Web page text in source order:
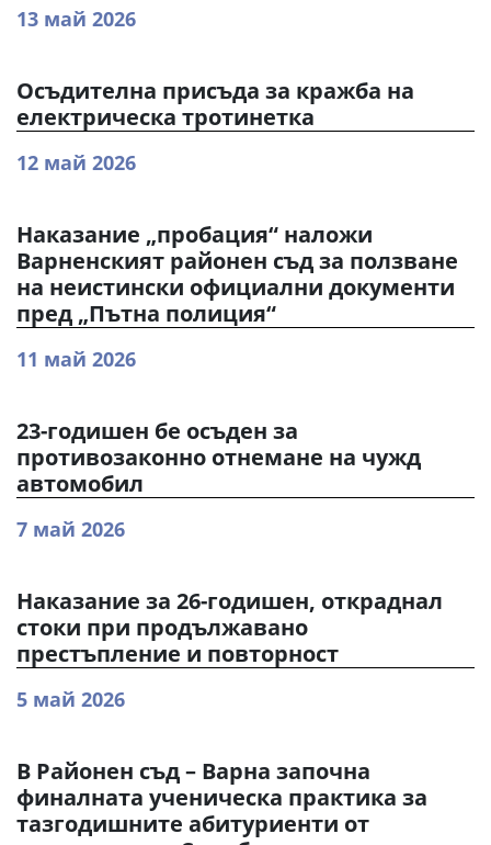
13 май 2026
Осъдителна присъда за кражба на
електрическа тротинетка
12 май 2026
Наказание „пробация“ наложи
Варненският районен съд за ползване
на неистински официални документи
пред „Пътна полиция“
11 май 2026
23-годишен бе осъден за
противозаконно отнемане на чужд
автомобил
7 май 2026
Наказание за 26-годишен, откраднал
стоки при продължавано
престъпление и повторност
5 май 2026
В Районен съд – Варна започна
финалната ученическа практика за
тазгодишните абитуриенти от